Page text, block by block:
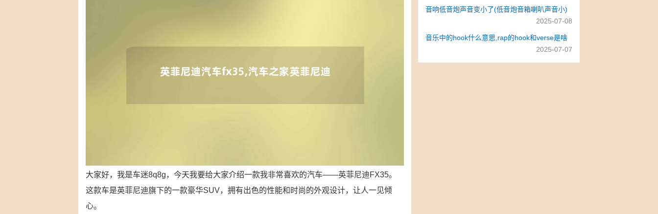
大家好，我是车迷8q8g，今天我要给大家介绍一款我非常喜欢的汽车——英菲尼迪FX35。
这款车是英菲尼迪旗下的一款豪华SUV，拥有出色的性能和时尚的外观设计，让人一见倾
心。
音响低音炮声音变小了(低音炮音箱喇叭声音小)
2025-07-08
音乐中的hook什么意思,rap的hook和verse是啥
2025-07-07